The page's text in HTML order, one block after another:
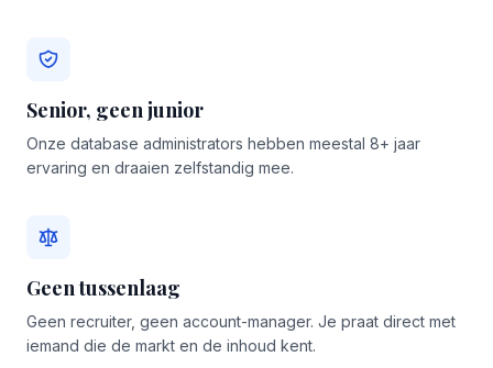
Senior, geen junior
Onze database administrators hebben meestal 8+ jaar
ervaring en draaien zelfstandig mee.
Geen tussenlaag
Geen recruiter, geen account-manager. Je praat direct met
iemand die de markt en de inhoud kent.